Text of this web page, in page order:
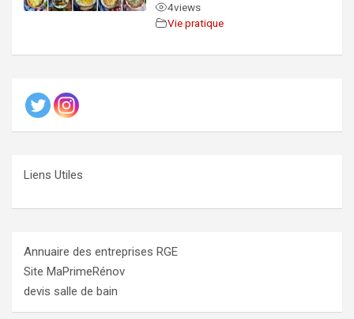
4views
Vie pratique
Liens Utiles
Annuaire des entreprises RGE
Site MaPrimeRénov
devis salle de bain